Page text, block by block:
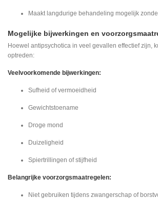
Maakt langdurige behandeling mogelijk
Mogelijke bijwerkingen en
Hoewel antipsychotica in veel gevallen effectief zijn,
optreden:
Veelvoorkomende bijwerkingen:
Sufheid of vermoeidheid
Gewichtstoename
Droge mond
Duizeligheid
Spiertrillingen of stijfheid
Belangrijke voorzorgsmaatregelen:
Niet gebruiken tijdens zwangerschap of